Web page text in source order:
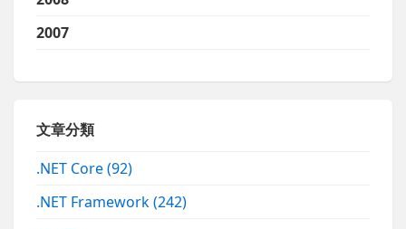
2007
文章分類
.NET Core(92)
.NET Framework(242)